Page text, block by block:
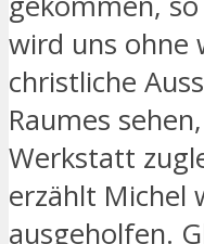
wird uns ohne
christliche
Raumes
Werkstatt
erzählt Michel
ausgeholfen.